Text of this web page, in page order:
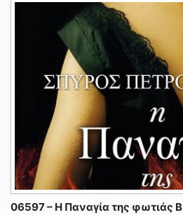
06597 – Η Παναγία της φωτιάς Β